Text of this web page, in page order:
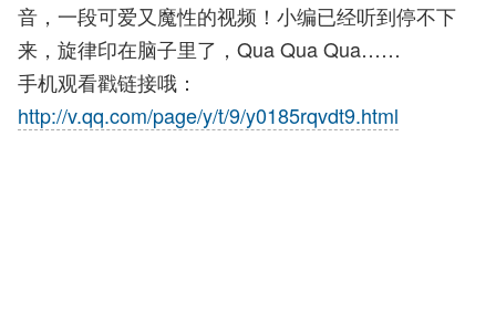
音，一段可爱又魔性的视频！小编已经听到停不下
来，旋律印在脑子里了，Qua Qua Qua……
手机观看戳链接哦：
http://v.qq.com/page/y/t/9/y0185rqvdt9.html